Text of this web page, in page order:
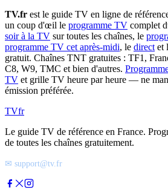
TV.fr est le guide TV en ligne de
un coup d'œil le programme TV complet
soir à la TV sur toutes les chaînes, le
programme TV cet après-midi, le direct et
gratuit. Chaînes TNT gratuites : TF1,
C8, W9, TMC et bien d'autres.
TV et grille TV heure par heure — ne
émission préférée.
TVfr
Le guide TV de référence en France.
de toutes les chaînes gratuitement.
✉ support@tv.fr